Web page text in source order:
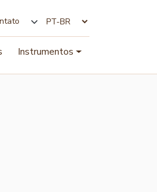
Instrumentos